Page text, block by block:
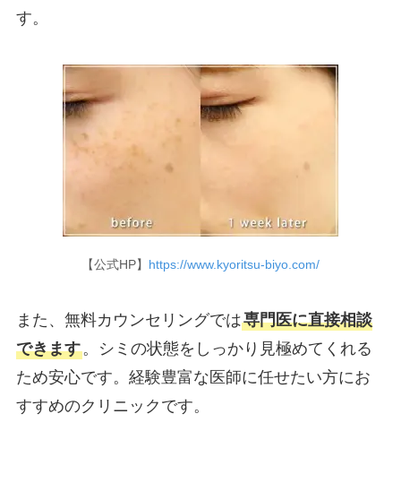
す。
【公式HP】 https://www.kyoritsu-biyo.com/
また、無料カウンセリングでは専門医に直接相談
できます。シミの状態をしっかり見極めてくれる
ため安心です。経験豊富な医師に任せたい方にお
すすめのクリニックです。